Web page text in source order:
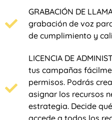
GRABACIÓN DE
grabación de voz
de cumplimiento y
LICENCIA DE
tus campañas
permisos. Podrás
asignar los recursos
estrategia. Decide